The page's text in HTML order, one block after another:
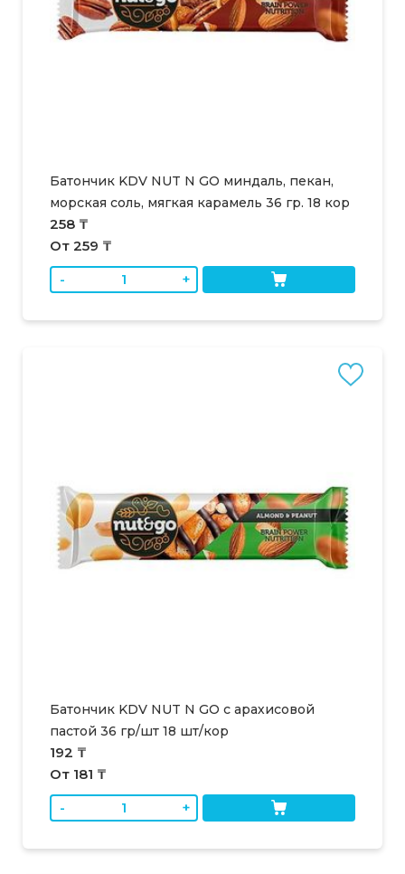
Батончик KDV NUT N GO миндаль, пекан,
морская соль, мягкая карамель 36 гр. 18 кор
258 ₸
От 259 ₸
-
+
Батончик KDV NUT N GO с арахисовой
пастой 36 гр/шт 18 шт/кор
192 ₸
От 181 ₸
-
+